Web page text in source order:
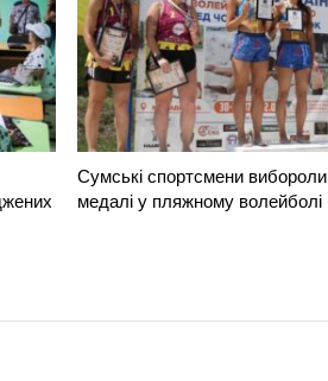
Сумські спортсмени вибороли
медалі у пляжному волейболі